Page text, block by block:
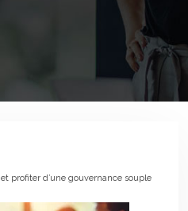
profiter d’une gouvernance souple